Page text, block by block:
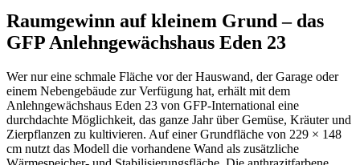
Raumgewinn auf kleinem Grund – das
GFP Anlehngewächshaus Eden 23
Wer nur eine schmale Fläche vor der Hauswand, der Garage oder
einem Nebengebäude zur Verfügung hat, erhält mit dem
Anlehngewächshaus Eden 23 von GFP-International eine
durchdachte Möglichkeit, das ganze Jahr über Gemüse, Kräuter und
Zierpflanzen zu kultivieren. Auf einer Grundfläche von 229 × 148
cm nutzt das Modell die vorhandene Wand als zusätzliche